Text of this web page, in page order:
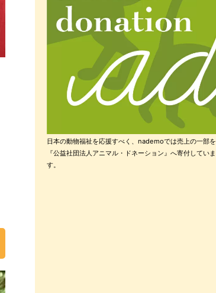
日本の動物福祉を応援すべく、nademoでは売上の一部を
『公益社団法人アニマル・ドネーション』へ寄付していま
す。